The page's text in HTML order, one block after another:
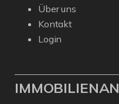
Über uns
Kontakt
Login